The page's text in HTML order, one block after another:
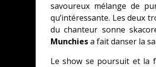
savoureux mélange de
qu’intéressante. Les deux
du chanteur sonne
Munchiesa fait danser la
Le show se poursuit et la